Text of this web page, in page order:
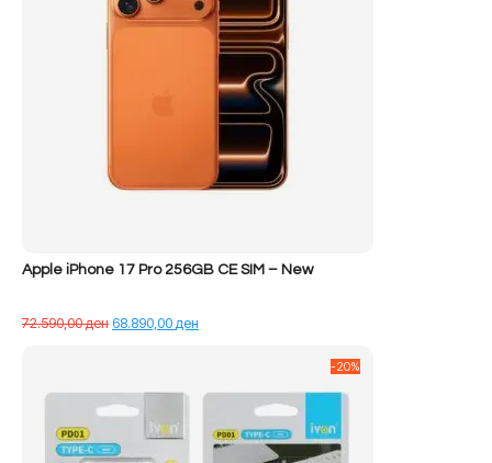
Apple iPhone 17 Pro 256GB CE SIM – New
72.590,00денÇmimi
68.890,00ден
68.890,00 ден.
-20%